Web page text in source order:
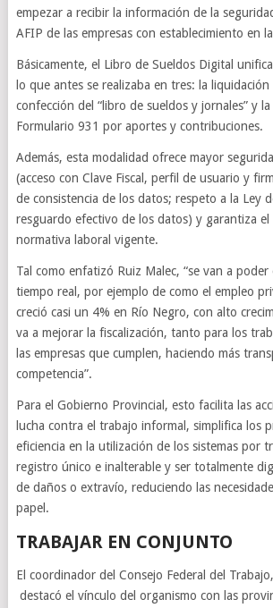
empezar a recibir la información de la
AFIP de las empresas con establecimiento en
Básicamente, el Libro de Sueldos Digital
lo que antes se realizaba en tres: la liquidación
confección del “libro de sueldos y jornales” y
Formulario 931 por aportes y contribuciones.
Además, esta modalidad ofrece mayor
(acceso con Clave Fiscal, perfil de usuario y
de consistencia de los datos; respeto a la Ley
resguardo efectivo de los datos) y garantiza el
normativa laboral vigente.
Tal como enfatizó Ruiz Malec, “se van a
tiempo real, por ejemplo de como el empleo
creció casi un 4% en Río Negro, con alto
va a mejorar la fiscalización, tanto para los
las empresas que cumplen, haciendo más
competencia”.
Para el Gobierno Provincial, esto facilita las
lucha contra el trabajo informal, simplifica los
eficiencia en la utilización de los sistemas por
registro único e inalterable y ser totalmente
de daños o extravío, reduciendo las
papel.
TRABAJAR EN CONJUNTO
El coordinador del Consejo Federal del
destacó el vínculo del organismo con las